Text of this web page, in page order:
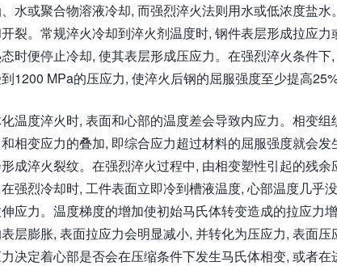
水或聚合物溶液冷却, 而强烈淬火法则用水或低浓度盐
裂。常规淬火冷却到淬火剂温度时, 钢件表层形成拉应
时便停止冷却, 使其表层形成压应力。在强烈淬火条件
1200 MPa的压应力, 使淬火后钢的屈服强度至少提高25%
温度淬火时, 表面和心部的温度差会导致内应力。相变
相变应力的叠加, 即综合应力超过材料的屈服强度就会
成淬火裂纹。在强烈淬火过程中, 由相变塑性引起的残
强烈冷却时, 工件表面立即冷到槽液温度, 心部温度几乎
应力。温度梯度的增加使初始马氏体转变造成的拉应力
层膨胀, 表面拉应力会明显减小, 并转化为压应力, 表面
决定着心部是否会在压缩条件下发生马氏体相变, 或者